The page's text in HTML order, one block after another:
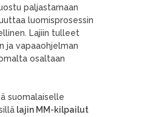
paljastamaan
luomisprosessin
Lajiin tulleet
ja vapaaohjelman
osaltaan
suomalaiselle
lajin MM-kilpailut